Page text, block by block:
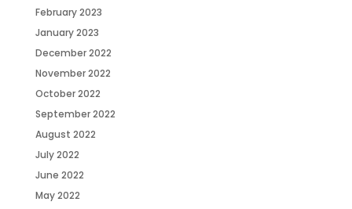
February 2023
January 2023
December 2022
November 2022
October 2022
September 2022
August 2022
July 2022
June 2022
May 2022